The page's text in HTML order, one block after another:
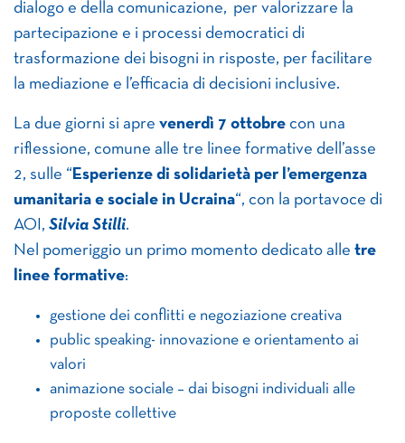
dialogo e della comunicazione, per valorizzare la
partecipazione e i processi democratici di
trasformazione dei bisogni in risposte, per facilitare
la mediazione e l’efficacia di decisioni inclusive.
La due giorni si apre venerdì 7 ottobre con una
riflessione, comune alle tre linee formative dell’asse
2, sulle “Esperienze di solidarietà per l’emergenza
umanitaria e sociale in Ucraina“, con la portavoce di
AOI, Silvia Stilli.
Nel pomeriggio un primo momento dedicato alle tre
linee formative:
gestione dei conflitti e negoziazione creativa
public speaking- innovazione e orientamento ai
valori
animazione sociale – dai bisogni individuali alle
proposte collettive